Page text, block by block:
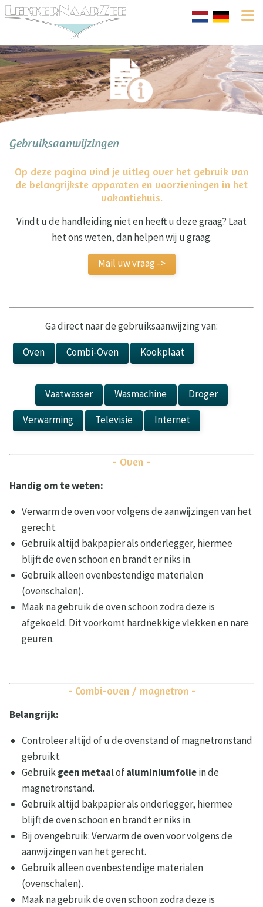
Gebruiksaanwijzingen
Op deze pagina vind je uitleg over het gebruik van
de belangrijkste apparaten en voorzieningen in het
vakantiehuis.
Vindt u de handleiding niet en heeft u deze graag? Laat
het ons weten, dan helpen wij u graag.
Mail uw vraag ->
Ga direct naar de gebruiksaanwijzing van:
Oven
Combi-Oven Kookplaat
Vaatwasser Wasmachine
Droger
Verwarming
Televisie Internet
- Oven -
Handig om te weten:
Verwarm de oven voor volgens de aanwijzingen van het
gerecht.
Gebruik altijd bakpapier als onderlegger, hiermee
blijft de oven schoon en brandt er niks in.
Gebruik alleen ovenbestendige materialen
(ovenschalen).
Maak na gebruik de oven schoon zodra deze is
afgekoeld. Dit voorkomt hardnekkige vlekken en nare
geuren.
- Combi-oven / magnetron -
Belangrijk:
Controleer altijd of u de ovenstand of magnetronstand
gebruikt.
Gebruikgeen metaalofaluminiumfoliein de
magnetronstand.
Gebruik altijd bakpapier als onderlegger, hiermee
blijft de oven schoon en brandt er niks in.
Bij ovengebruik: Verwarm de oven voor volgens de
aanwijzingen van het gerecht.
Gebruik alleen ovenbestendige materialen
(ovenschalen).
Maak na gebruik de oven schoon zodra deze is